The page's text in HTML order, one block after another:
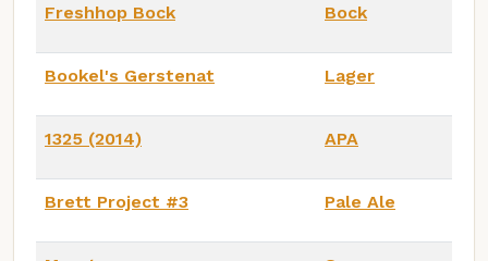
Freshhop Bock Bock
Bookel's Gerstenat Lager
1325 (2014) APA
Brett Project #3 Pale Ale